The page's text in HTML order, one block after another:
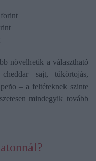
növelhetik a választható
sajt, tükörtojás,
– a feltéteknek szinte
mindegyik tovább